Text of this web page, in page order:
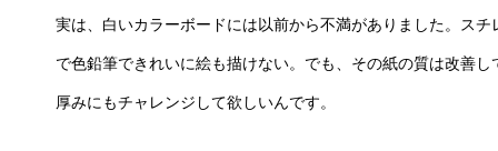
実は、白いカラーボードには以前から不満がありました。ス
で色鉛筆できれいに絵も描けない。でも、その紙の質は改善
厚みにもチャレンジして欲しいんです。